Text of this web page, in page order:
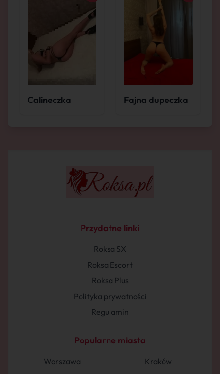
Calineczka Fajna dupeczka
Przydatne linki
Roksa SX
Roksa Escort
Roksa Plus
Polityka prywatności
Regulamin
Popularne miasta
Warszawa
Kraków